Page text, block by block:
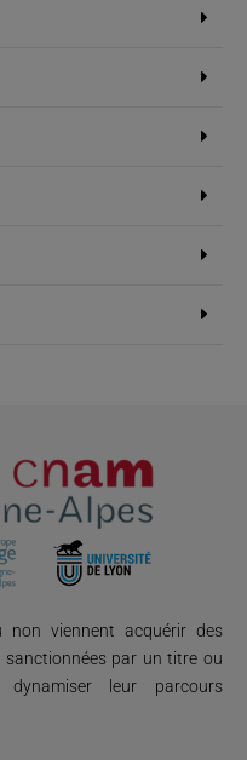
non viennent acquérir des
par un titre ou
leur parcours